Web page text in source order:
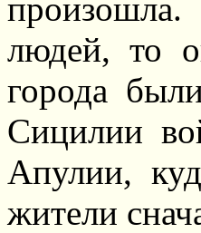
людей, то
города
Сицилии
Апулии,
жители